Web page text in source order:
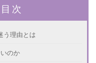
次
う理由とは
のか